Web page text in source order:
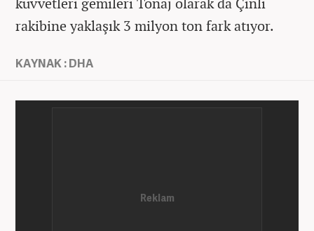
rakibine yaklaşık 3 milyon ton fark atıyor.
KAYNAK : DHA